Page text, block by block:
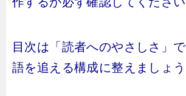
目次は「読者へのやさしさ」
語を追える構成に整えましょう